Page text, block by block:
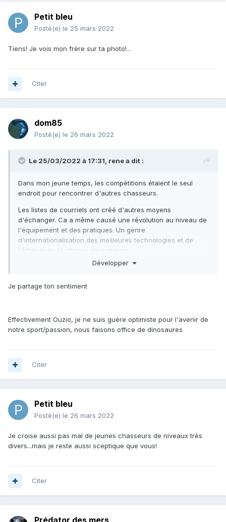
Petit bleu
Posté(e) le 25 mars 2022
Tiens! Je vois mon frère sur ta photo!...
Citer
dom85
Posté(e) le 26 mars 2022
Le 25/03/2022 à 17:31, renea dit :
Dans mon jeune temps, les compétitions étaient le seul
endroit pour rencontrer d'autres chasseurs.
Les listes de courriels ont créé d'autres moyens
d'échanger. Ca a même causé une révolution au niveau de
l'équipement et des pratiques. Un genre
d'internationalisation des meilleures technologies et de
l'éthique de la chasse sous marine.
Les forums ont tué les listes, mais maintenant le forum lui-
peut-être le dernier du type avec une bonne participation.
toujours les mêmes qui envoient des sujets, images, vidéo. Il
y a très très peu de participation générale.
super bien édités, il y aura une profesionnalisation peut-
plus stimulants. C'est ma prédiction.
Développer
Je partage ton sentiment
Effectivement Ouzio, je ne suis guère optimiste pour l'avenir de
notre sport/passion, nous faisons office de dinosaures
Citer
Petit bleu
Posté(e) le 26 mars 2022
Je croise aussi pas mal de jeunes chasseurs de niveaux très
divers...mais je reste aussi sceptique que vous!
Citer